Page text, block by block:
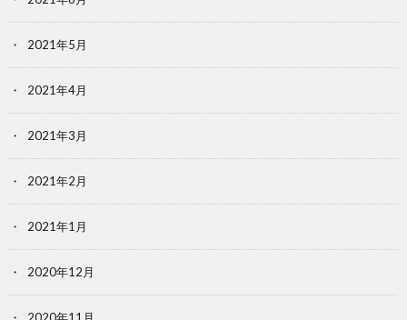
2021年5月
2021年4月
2021年3月
2021年2月
2021年1月
2020年12月